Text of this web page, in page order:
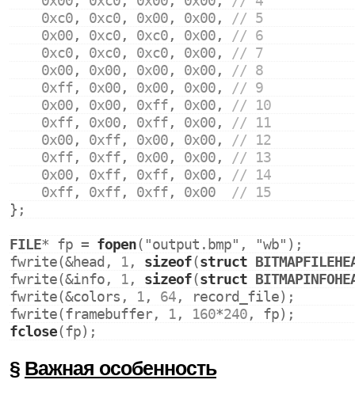
0xc0, 0xc0, 0x00, 0x00, // 5
0x00, 0xc0, 0xc0, 0x00, // 6
0xc0, 0xc0, 0xc0, 0x00, // 7
0x00, 0x00, 0x00, 0x00, // 8
0xff, 0x00, 0x00, 0x00, // 9
0x00, 0x00, 0xff, 0x00, // 10
0xff, 0x00, 0xff, 0x00, // 11
0x00, 0xff, 0x00, 0x00, // 12
0xff, 0xff, 0x00, 0x00, // 13
0x00, 0xff, 0xff, 0x00, // 14
0xff, 0xff, 0xff, 0x00
// 15
};
FILE* fp = fopen( "output.bmp" , "wb" );
fwrite(&head, 1, sizeof(struct
fwrite(&info, 1, sizeof(struct
fwrite(&colors, 1, 64, record_file);
fwrite(framebuffer, 1, 160*240, fp);
fclose(fp);
§ Важная особенность